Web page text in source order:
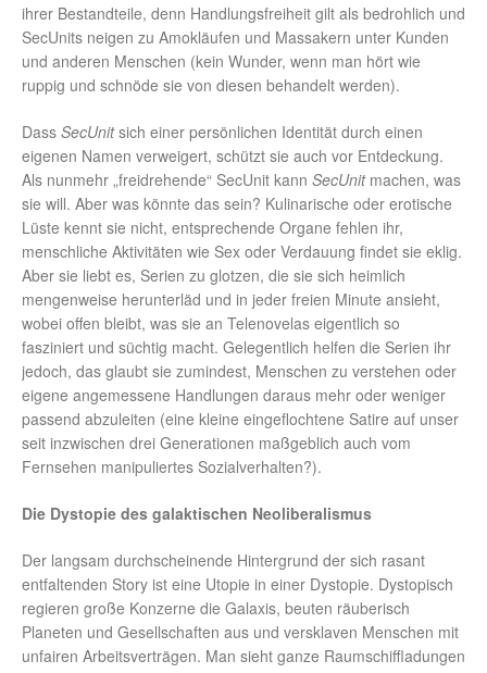
ihrer Bestandteile, denn Handlungsfreiheit gilt als bedrohlich und
SecUnits neigen zu Amokläufen und Massakern unter Kunden
und anderen Menschen (kein Wunder, wenn man hört wie
ruppig und schnöde sie von diesen behandelt werden).
Dass SecUnitsich einer persönlichen Identität durch einen
eigenen Namen verweigert, schützt sie auch vor Entdeckung.
Als nunmehr „freidrehende“ SecUnit kann SecUnitmachen, was
sie will. Aber was könnte das sein? Kulinarische oder erotische
Lüste kennt sie nicht, entsprechende Organe fehlen ihr,
menschliche Aktivitäten wie Sex oder Verdauung findet sie eklig.
Aber sie liebt es, Serien zu glotzen, die sie sich heimlich
mengenweise herunterläd und in jeder freien Minute ansieht,
wobei offen bleibt, was sie an Telenovelas eigentlich so
fasziniert und süchtig macht. Gelegentlich helfen die Serien ihr
jedoch, das glaubt sie zumindest, Menschen zu verstehen oder
eigene angemessene Handlungen daraus mehr oder weniger
passend abzuleiten (eine kleine eingeflochtene Satire auf unser
seit inzwischen drei Generationen maßgeblich auch vom
Fernsehen manipuliertes Sozialverhalten?).
Die Dystopie des galaktischen Neoliberalismus
Der langsam durchscheinende Hintergrund der sich rasant
entfaltenden Story ist eine Utopie in einer Dystopie. Dystopisch
regieren große Konzerne die Galaxis, beuten räuberisch
Planeten und Gesellschaften aus und versklaven Menschen mit
unfairen Arbeitsverträgen. Man sieht ganze Raumschiffladungen